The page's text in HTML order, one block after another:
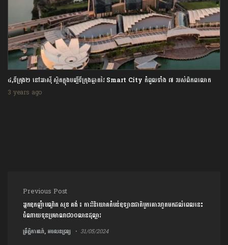
៤,ទីក្រុង២ នៅអាស៊ី ស្ថិតក្នុងបញ្ជីទីក្រុងឆ្លាតវៃ Smart City កំពូលទាំង ៧ របស់ពិភពលោក
3 years ago
Post navigation
Previous Post
អ្នកឧកញ៉ាបណ្ឌិត សុខ គង់ ៖ ការវិនិយោគតំបន់ឧទ្យានជាតិបូកគោរហូតមកដល់ពេលនេះ
ចំណាយទុនប្រមាណ៨០០លានដុល្លារ
ព្រឹត្តិការណ៍, អចលនទ្រព្យ 31/05/2024